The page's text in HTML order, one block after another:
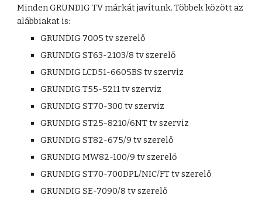
Minden GRUNDIG TV márkát javítunk. Többek között az
alábbiakat is:
GRUNDIG 7005 tv szerelő
GRUNDIG ST63-2103/8 tv szerelő
GRUNDIG LCD51-6605BS tv szerviz
GRUNDIG T55-5211 tv szerviz
GRUNDIG ST70-300 tv szerviz
GRUNDIG ST25-8210/6NT tv szerviz
GRUNDIG ST82-675/9 tv szerelő
GRUNDIG MW82-100/9 tv szerelő
GRUNDIG ST70-700DPL/NIC/FT tv szerelő
GRUNDIG SE-7090/8 tv szerelő